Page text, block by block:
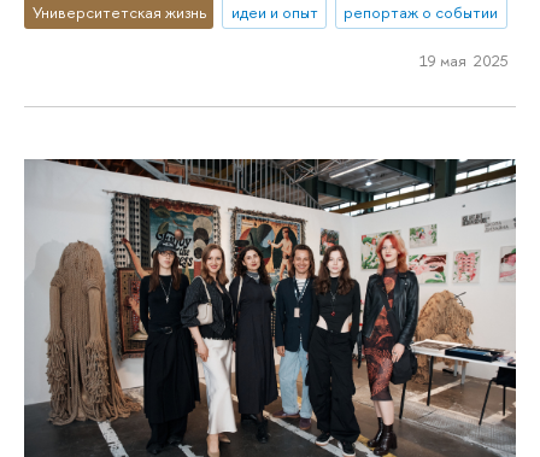
Университетская жизнь идеи и опыт репортаж о событии
19 мая 2025